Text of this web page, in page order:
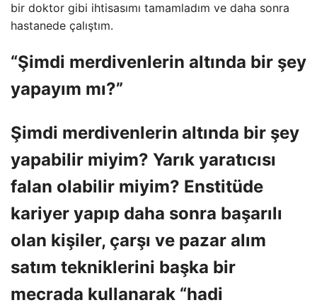
bir doktor gibi ihtisasımı tamamladım ve daha sonra
hastanede çalıştım.
“Şimdi merdivenlerin altında bir şey
yapayım mı?”
Şimdi merdivenlerin altında bir şey
yapabilir miyim? Yarık yaratıcısı
falan olabilir miyim? Enstitüde
kariyer yapıp daha sonra başarılı
olan kişiler, çarşı ve pazar alım
satım tekniklerini başka bir
mecrada kullanarak “hadi